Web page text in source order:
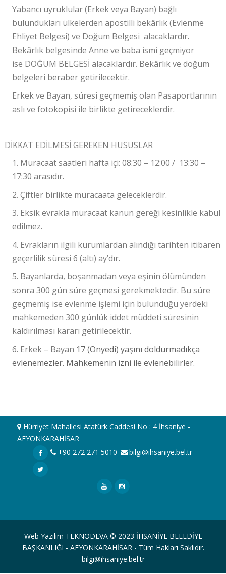
Yabancı uyruklular (Erkek veya Bayan) bağlı
bulundukları ülkelerden apostilli bekârlık (Evlenme
Ehliyet Belgesi) ve Doğum Belgesi alacaklardır.
Bekârlık belgesinde Anne ve baba ismi geçmiyor
ise DOĞUM BELGESİ alacaklardır. Bekârlık ve doğum
belgeleri beraber getirilecektir.
Erkek ve Bayan, süresi geçmemiş olan Pasaportlarının
aslı ve fotokopisi ile birlikte getireceklerdir.
DİKKAT EDİLMESİ GEREKEN HUSUSLAR
1. Müracaat saatleri hafta içi: 08:30 – 12:00 / 13:30 –
17:30 arasıdır.
2. Çiftler birlikte müracaata geleceklerdir.
3. Eksik evrakla müracaat kanun gereği kesinlikle kabul
edilmez.
4. Evrakların ilgili kurumlardan alındığı tarihten itibaren
geçerlilik süresi 6 (altı) ay’dır.
5. Bayanlarda, boşanmadan veya eşinin ölümünden
sonra 300 gün süre geçmesi gerekmektedir. Bu süre
geçmemiş ise evlenme işlemi için bulunduğu yerdeki
mahkemeden 300 günlük iddet müddeti süresinin
kaldırılması kararı getirilecektir.
6. Erkek – Bayan 17 (Onyedi) yaşını doldurmadıkça
evlenemezler. Mahkemenin izni ile evlenebilirler.
Hürriyet Mahallesi Atatürk Caddesi No : 4 İhsaniye -
AFYONKARAHİSAR
+90 272 271 5010
bilgi@ihsaniye.bel.tr
Web Yazılım TEKNODEVA © 2023 İHSANİYE BELEDİYE
BAŞKANLIĞI - AFYONKARAHİSAR - Tüm Hakları Saklıdır.
bilgi@ihsaniye.bel.tr